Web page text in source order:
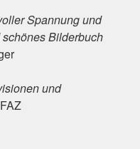
Spannung und
Bilderbuch
und
FAZ